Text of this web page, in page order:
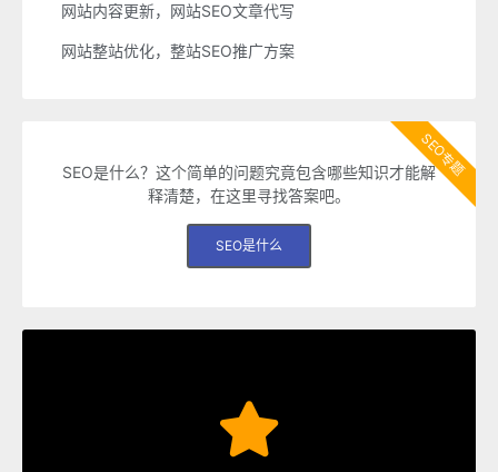
网站内容更新，网站SEO文章代写
网站整站优化，整站SEO推广方案
SEO是什么？这个简单的问题究竟包含哪些知识才能解
释清楚，在这里寻找答案吧。
SEO是什么
SEO专题
SEO服务